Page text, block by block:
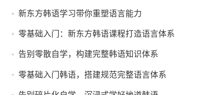
新东方韩语学习带你重塑语言能力
零基础入门：新东方韩语课程打造语言体系
告别零散自学，构建完整韩语知识体系
零基础入门韩语，搭建规范完整语言体系